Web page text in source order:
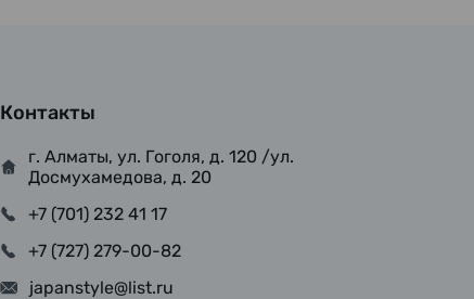
Контакты
г. Алматы, ул. Гоголя, д. 120 /ул.
Досмухамедова, д. 20
+7 (701) 232 41 17
+7 (727) 279-00-82
japanstyle@list.ru